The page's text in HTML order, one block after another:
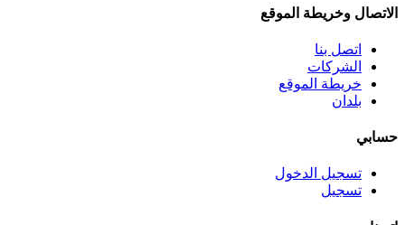
الاتصال وخريطة الموقع
اتصل بنا
الشركات
خريطة الموقع
بلدان
حسابي
تسجيل الدخول
تسجيل